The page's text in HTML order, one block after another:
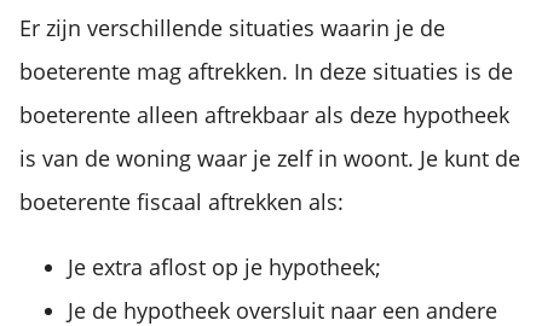
Er zijn verschillende situaties waarin je de
boeterente mag aftrekken. In deze situaties is de
boeterente alleen aftrekbaar als deze hypotheek
is van de woning waar je zelf in woont. Je kunt de
boeterente fiscaal aftrekken als:
Je extra aflost op je hypotheek;
Je de hypotheek oversluit naar een andere